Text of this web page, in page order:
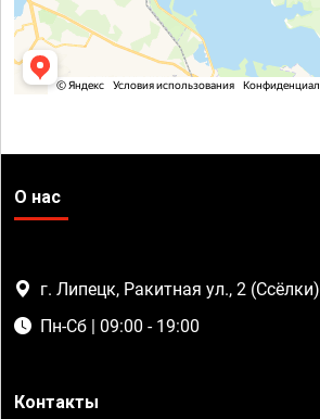
О нас
г. Липецк, Ракитная ул., 2 (Ссёлки)
Пн-Сб | 09:00 - 19:00
Контакты